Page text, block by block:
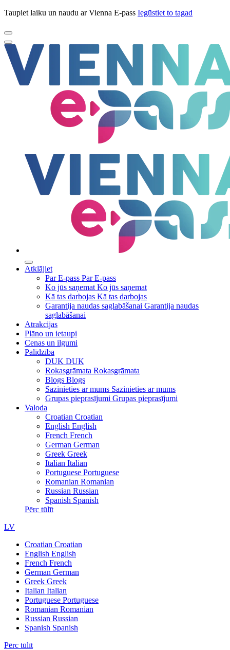
Taupiet laiku un naudu ar Vienna E-pass Iegūstiet to tagad
Atklājiet
Par E-pass Par E-pass
Ko jūs saņemat Ko jūs saņemat
Kā tas darbojas Kā tas darbojas
Garantija naudas saglabāšanai Garantija naudas
saglabāšanai
Atrakcijas
Plāno un ietaupi
Cenas un ilgumi
Palīdzība
DUK DUK
Rokasgrāmata Rokasgrāmata
Blogs Blogs
Sazinieties ar mums Sazinieties ar mums
Grupas pieprasījumi Grupas pieprasījumi
Valoda
Croatian Croatian
English English
French French
German German
Greek Greek
Italian Italian
Portuguese Portuguese
Romanian Romanian
Russian Russian
Spanish Spanish
Pērc tūlīt
LV
Croatian Croatian
English English
French French
German German
Greek Greek
Italian Italian
Portuguese Portuguese
Romanian Romanian
Russian Russian
Spanish Spanish
Pērc tūlīt